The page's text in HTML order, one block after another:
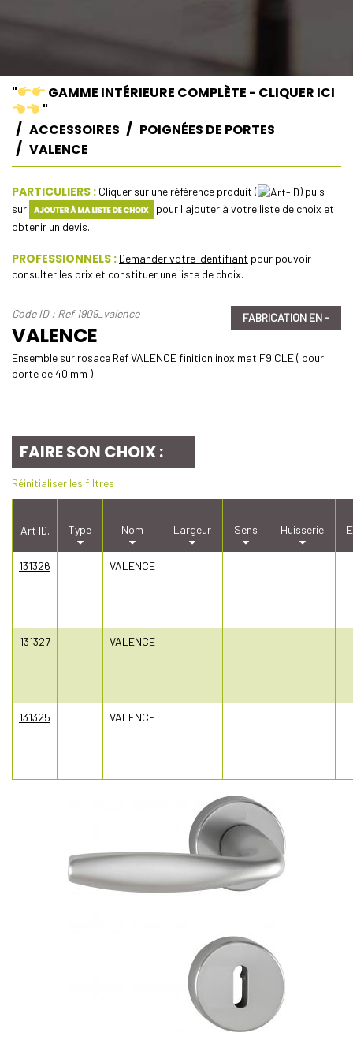
"
GAMME INTÉRIEURE COMPLÈTE - CLIQUER ICI
"
ACCESSOIRES
POIGNÉES DE PORTES
VALENCE
PARTICULIERS : Cliquer sur une référence produit (
) puis
sur
pour l'ajouter à votre liste de choix et
obtenir un devis.
PROFESSIONNELS : Demander votre identifiant pour pouvoir
consulter les prix et constituer une liste de choix.
Code ID : Ref 1909_valence
VALENCE
FABRICATION EN -
Ensemble sur rosace Ref VALENCE finition inox mat F9 CLE ( pour
porte de 40 mm )
FAIRE SON CHOIX :
Réinitialiser les filtres
Art ID. Type Nom Largeur Sens Huisserie
131326 VALENCE
131327 VALENCE
131325 VALENCE